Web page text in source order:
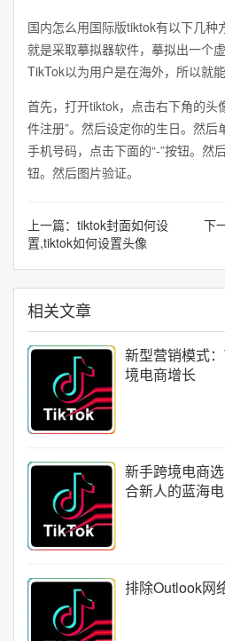
国内怎么用国际版tiktok有以下几种
就是采取摹拟器软件，摹拟出一个
TikTok以为用户是在海外，所以就能
首先，打开tiktok，点击右下角的头
件注册”。然后设定你的生日。然后
手机号码，点击下面的“-”按钮。然
钮。然后图片验证。
上一篇： tiktok封面如何设
置,tiktok如何设置头像
下
相关文章
新型营销模式
境电商增长
新手跨境电商
合新人的蓝海
排除Outlook网